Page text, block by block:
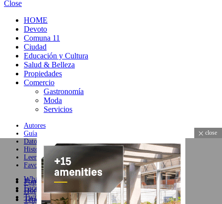
Close
HOME
Devoto
Comuna 11
Ciudad
Educación y Cultura
Salud & Belleza
Propiedades
Comercio
Gastronomía
Moda
Servicios
Autores
Guía
Datos
Historial
Leer más tarde
Favoritos
Popular
Hot
Tendencia
WhatsApp
Facebook
Twitter
close